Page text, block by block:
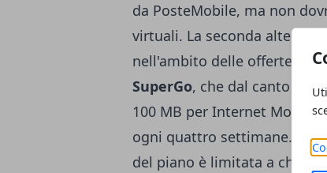
da PosteMobile, ma non
virtuali. La seconda
nell'ambito delle offerte
SuperGo, che dal canto
100 MB per Internet Mobile,
ogni quattro settimane. In
del piano è limitata a chi